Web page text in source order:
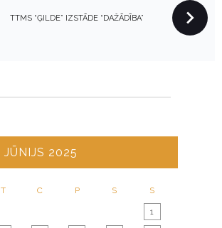
TTMS “ĢILDE” IZSTĀDE “DAŽĀDĪBA”
JŪNIJS 2025
T C P S S
1